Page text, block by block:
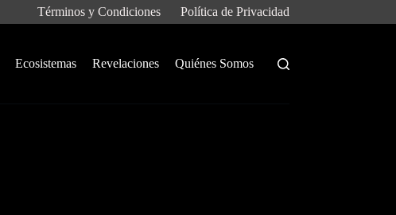
Términos y Condiciones Política de Privacidad
Ecosistemas Revelaciones Quiénes Somos